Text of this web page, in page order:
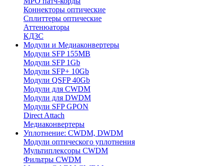
Коннекторы оптические
Сплиттеры оптические
Аттенюаторы
КДЗС
Модули и Медиаконвертеры
Модули SFP 155MB
Модули SFP 1Gb
Модули SFP+ 10Gb
Модули QSFP 40Gb
Модули для CWDM
Модули для DWDM
Модули SFP GPON
Direct Attach
Медиаконвертеры
Уплотнение: CWDM, DWDM
Модули оптического уплотнения
Мультиплексоры CWDM
Фильтры CWDM